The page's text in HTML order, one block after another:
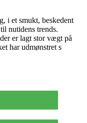
i et smukt, beskedent
nutidens trends.
er lagt stor vægt på
har udmønstret s